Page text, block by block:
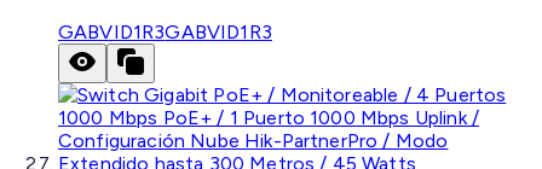
GABVID1R3GABVID1R3